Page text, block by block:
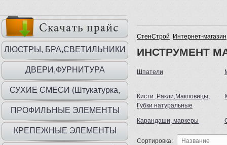
ЛЮСТРЫ, БРА,СВЕТИЛЬНИКИ
ДВЕРИ,ФУРНИТУРА
СУХИЕ СМЕСИ (Штукатурка,
шпаклевка, клей)
ПРОФИЛЬНЫЕ ЭЛЕМЕНТЫ
КРЕПЕЖНЫЕ ЭЛЕМЕНТЫ
СтенСтрой Интернет-магазин
ИНСТРУМЕНТ
Шпатели
Кисти ,Ракли,Макловицы,
Губки натуральные
Карандаши, маркеры
Сортировка: